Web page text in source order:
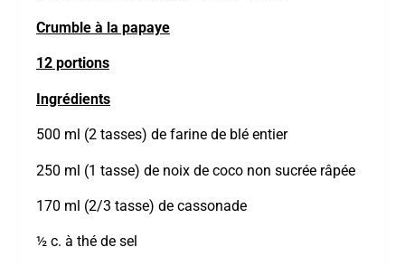
Crumble à la papaye
12 portions
Ingrédients
500 ml (2 tasses) de farine de blé entier
250 ml (1 tasse) de noix de coco non sucrée râpée
170 ml (2/3 tasse) de cassonade
½ c. à thé de sel